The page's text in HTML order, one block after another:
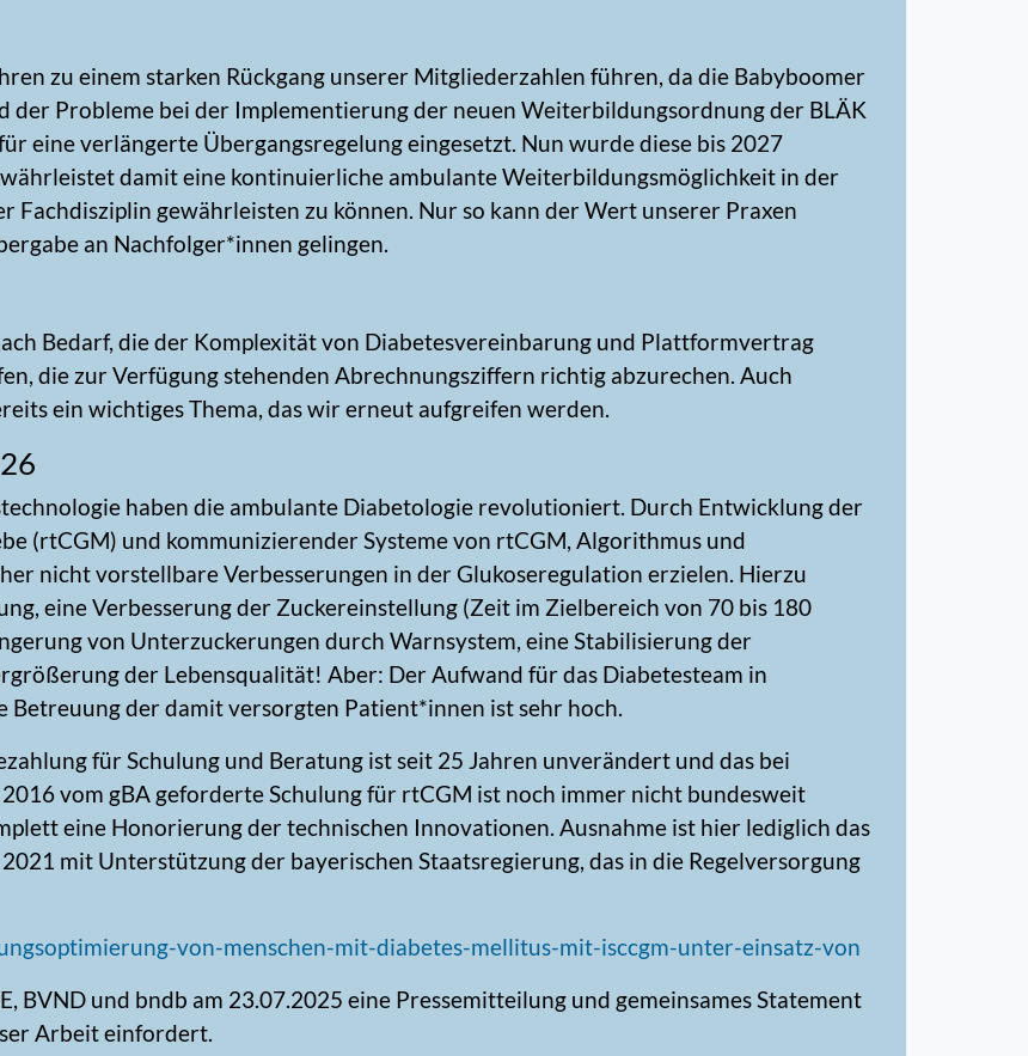
zu einem starken Rückgang unserer Mitgliederzahlen führen, da die Babyboomer
der Probleme bei der Implementierung der neuen Weiterbildungsordnung der BLÄK
eine verlängerte Übergangsregelung eingesetzt. Nun wurde diese bis 2027
damit eine kontinuierliche ambulante Weiterbildungsmöglichkeit in der
Fachdisziplin gewährleisten zu können. Nur so kann der Wert unserer Praxen
an Nachfolger*innen gelingen.
Bedarf, die der Komplexität von Diabetesvereinbarung und Plattformvertrag
die zur Verfügung stehenden Abrechnungsziffern richtig abzurechen. Auch
ein wichtiges Thema, das wir erneut aufgreifen werden.
haben die ambulante Diabetologie revolutioniert. Durch Entwicklung der
(rtCGM) und kommunizierender Systeme von rtCGM, Algorithmus und
nicht vorstellbare Verbesserungen in der Glukoseregulation erzielen. Hierzu
eine Verbesserung der Zuckereinstellung (Zeit im Zielbereich von 70 bis 180
von Unterzuckerungen durch Warnsystem, eine Stabilisierung der
der Lebensqualität! Aber: Der Aufwand für das Diabetesteam in
der damit versorgten Patient*innen ist sehr hoch.
für Schulung und Beratung ist seit 25 Jahren unverändert und das bei
vom gBA geforderte Schulung für rtCGM ist noch immer nicht bundesweit
eine Honorierung der technischen Innovationen. Ausnahme ist hier lediglich das
mit Unterstützung der bayerischen Staatsregierung, das in die Regelversorgung
von-menschen-mit-diabetes-mellitus-mit-isccgm-unter-einsatz-von
BVND und bndb am 23.07.2025 eine Pressemitteilung und gemeinsames Statement
Arbeit einfordert.